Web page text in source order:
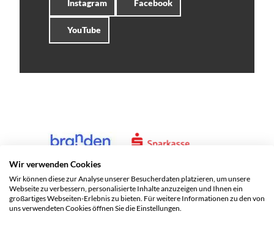
Instagram Facebook
YouTube
Wir verwenden Cookies
Wir können diese zur Analyse unserer Besucherdaten platzieren, um unsere
Webseite zu verbessern, personalisierte Inhalte anzuzeigen und Ihnen ein
großartiges Webseiten-Erlebnis zu bieten. Für weitere Informationen zu den von
uns verwendeten Cookies öffnen Sie die Einstellungen.